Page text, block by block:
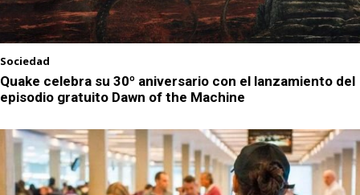
Sociedad
Quake celebra su 30º aniversario con el lanzamiento del
episodio gratuito Dawn of the Machine